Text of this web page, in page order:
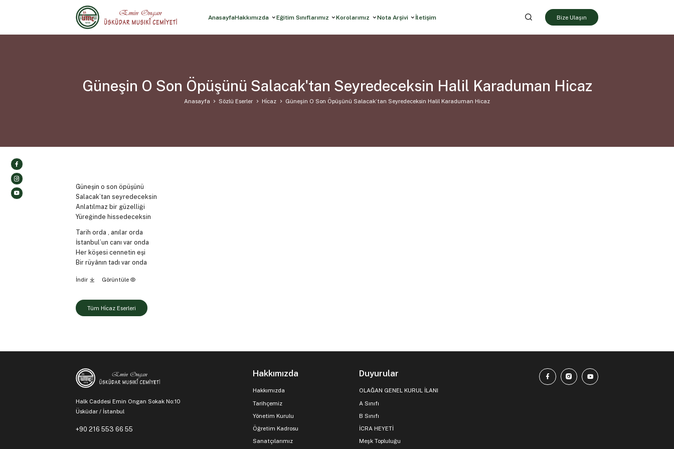
AnasayfaHakkımızda Eğitim Sınıflarımız Korolarımız Nota Arşivi İletişim Bize Ulaşın
Güneşin O Son Öpüşünü Salacak'tan Seyredeceksin Halil Karaduman Hicaz
Anasayfa Sözlü Eserler Hi̇caz Güneşin O Son Öpüşünü Salacak’tan Seyredeceksin Halil Karaduman Hicaz
Güneşin o son öpüşünü
Salacak’tan seyredeceksin
Anlatılmaz bir güzelliği
Yüreğinde hissedeceksin
Tarih orda , anılar orda
İstanbul’un canı var onda
Her köşesi cennetin eşi
Bir rüyânın tadı var onda
İndir Görüntüle
Tüm Hi̇caz Eserleri
Halk Caddesi Emin Ongan Sokak No:10
Üsküdar / İstanbul
+90 216 553 66 55
Hakkımızda
Hakkımızda
Tarihçemiz
Yönetim Kurulu
Öğretim Kadrosu
Sanatçılarımız
Duyurular
OLAĞAN GENEL KURUL İLANI
A Sınıfı
B Sınıfı
İCRA HEYETİ
Meşk Topluluğu